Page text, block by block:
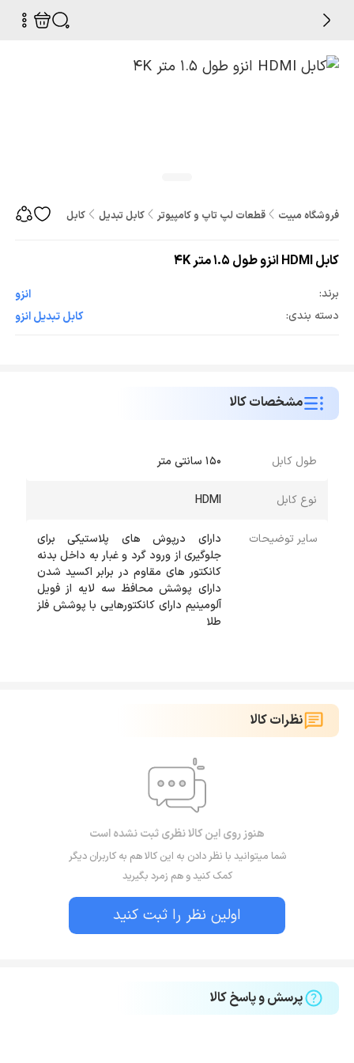
فروشگاه مبیت قطعات لپ تاپ و کامپیوتر کابل تبدیل کابل HDMI انزو طول 1.5 متر 4K
کابل HDMI انزو طول 1.5 متر 4K
برند:
انزو
دسته بندی:
کابل تبدیل انزو
مشخصات کالا
طول کابل ۱۵۰ سانتی متر
نوع کابل HDMI
سایر توضیحات
دارای درپوش های پلاستیکی برای
جلوگیری از ورود گرد و غبار به داخل بدنه
کانکتور های مقاوم در برابر اکسید شدن
دارای پوشش محافظ سه لایه از فویل
آلومینیم دارای کانکتورهایی با پوشش فلز
طلا
نظرات کالا
هنوز روی این کالا نظری ثبت نشده است
شما میتوانید با نظر دادن به این کالا هم به کاربران دیگر
کمک کنید و هم زمرد بگیرید
اولین نظر را ثبت کنید
پرسش و پاسخ کالا